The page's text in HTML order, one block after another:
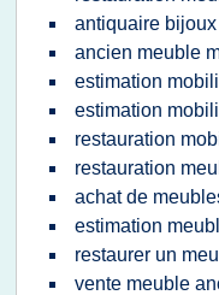
antiquaire
ancien meuble
estimation
estimation
restauration
restauration
achat de
estimation
restaurer un
vente meuble